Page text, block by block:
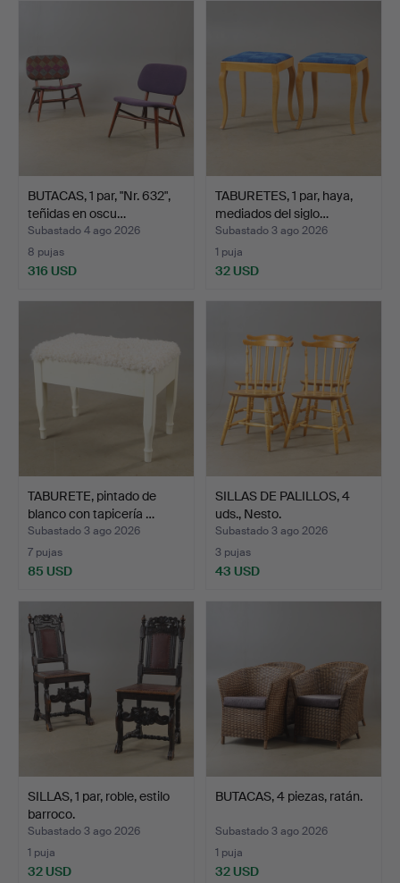
BUTACAS, 1 par, "Nr. 632",
teñidas en oscu…
Subastado 4 ago 2026
8 pujas
316 USD
TABURETES, 1 par, haya,
mediados del siglo…
Subastado 3 ago 2026
1 puja
32 USD
TABURETE, pintado de
blanco con tapicería …
Subastado 3 ago 2026
7 pujas
85 USD
SILLAS DE PALILLOS, 4
uds., Nesto.
Subastado 3 ago 2026
3 pujas
43 USD
SILLAS, 1 par, roble, estilo
barroco.
Subastado 3 ago 2026
1 puja
32 USD
BUTACAS, 4 piezas, ratán.
Subastado 3 ago 2026
1 puja
32 USD